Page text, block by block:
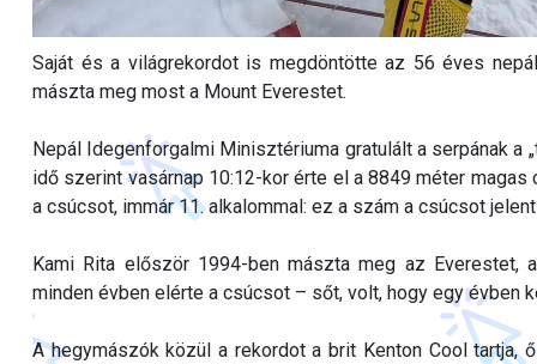
Saját és a világrekordot is megdöntötte az 56 éves
mászta meg most a Mount Everestet.
Nepál Idegenforgalmi Minisztériuma gratulált a serpának
idő szerint vasárnap 10:12-kor érte el a 8849 méter
a csúcsot, immár 11. alkalommal: ez a szám a csúcsot
Kami Rita először 1994-ben mászta meg az
minden évben elérte a csúcsot – sőt, volt, hogy egy évben
A hegymászók közül a rekordot a brit Kenton Cool